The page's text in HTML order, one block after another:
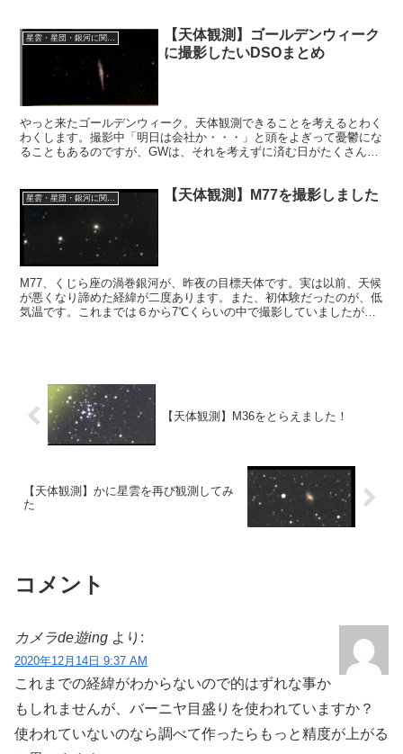
【天体観測】ゴールデンウィーク
に撮影したいDSOまとめ
やっと来たゴールデンウィーク。天体観測できることを考えるとわく
わくします。撮影中「明日は会社か・・・」と頭をよぎって憂鬱にな
ることもあるのですが、GWは、それを考えずに済む日がたくさん。
【天体観測】M77を撮影しました
M77、くじら座の渦巻銀河が、昨夜の目標天体です。実は以前、天候
が悪くなり諦めた経緯が二度あります。また、初体験だったのが、低
気温です。これまでは６から7℃くらいの中で撮影していましたが、
【天体観測】M36をとらえました！
【天体観測】かに星雲を再び観測してみ
た
コメント
カメラde遊ing より:
2020年12月14日 9:37 AM
これまでの経緯がわからないので的はずれな事か
もしれませんが、バーニヤ目盛りを使われていますか？
使われていないのなら調べて作ったらもっと精度が上がる